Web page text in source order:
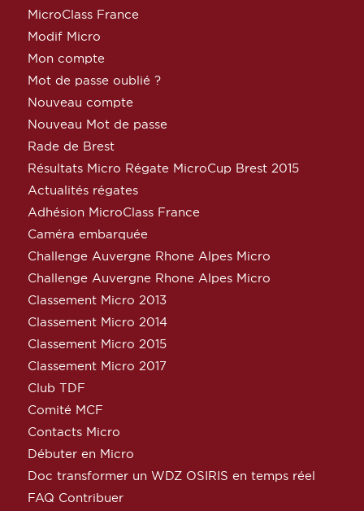
MicroClass France
Modif Micro
Mon compte
Mot de passe oublié ?
Nouveau compte
Nouveau Mot de passe
Rade de Brest
Résultats Micro Régate MicroCup Brest 2015
Actualités régates
Adhésion MicroClass France
Caméra embarquée
Challenge Auvergne Rhone Alpes Micro
Challenge Auvergne Rhone Alpes Micro
Classement Micro 2013
Classement Micro 2014
Classement Micro 2015
Classement Micro 2017
Club TDF
Comité MCF
Contacts Micro
Débuter en Micro
Doc transformer un WDZ OSIRIS en temps réel
FAQ Contribuer